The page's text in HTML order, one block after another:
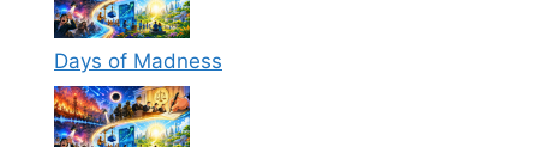
Days of Madness